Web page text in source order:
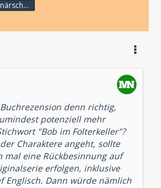
sind drei Tagesmärsche bis zum Subway ...
denn richtig,
potenziell mehr
"Bob im Folterkeller"?
Charaktere angeht, sollte
mal eine Rückbesinnung auf
erfolgen, inklusive
Englisch. Dann würde nämlich